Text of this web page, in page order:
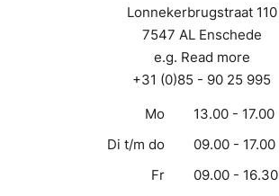
Lonnekerbrugstraat 110
7547 AL Enschede
e.g. Read more
+31 (0)85 - 90 25 995
Mo
13.00 - 17.00
Di t/m do
09.00 - 17.00
Fr
09.00 - 16.30